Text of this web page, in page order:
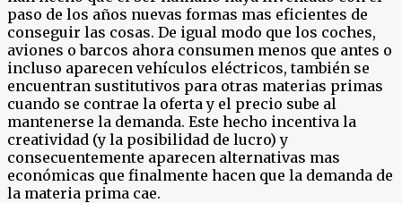
paso de los años nuevas formas mas eficientes de
conseguir las cosas. De igual modo que los coches,
aviones o barcos ahora consumen menos que antes o
incluso aparecen vehículos eléctricos, también se
encuentran sustitutivos para otras materias primas
cuando se contrae la oferta y el precio sube al
mantenerse la demanda. Este hecho incentiva la
creatividad (y la posibilidad de lucro) y
consecuentemente aparecen alternativas mas
económicas que finalmente hacen que la demanda de
la materia prima cae.